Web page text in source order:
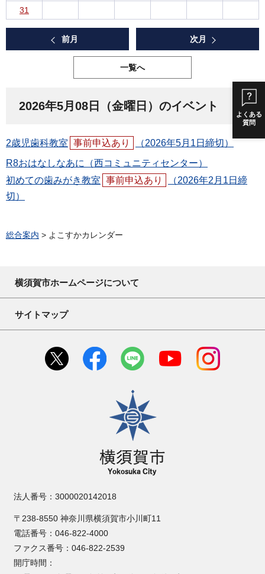
よくある
質問
31
前月 次月
一覧へ
2026年5月08日（金曜日）のイベント
2歳児歯科教室 事前申込あり
（2026年5月1日締切）
R8おはなしなあに（西コミュニティセンター）
初めての歯みがき教室 事前申込あり
（2026年2月1日締
切）
総合案内 > よこすかカレンダー
横須賀市ホームページについて
サイトマップ
横須賀市
法人番号：3000020142018
〒238-8550 神奈川県横須賀市小川町11
電話番号：046-822-4000
ファクス番号：046-822-2539
開庁時間：